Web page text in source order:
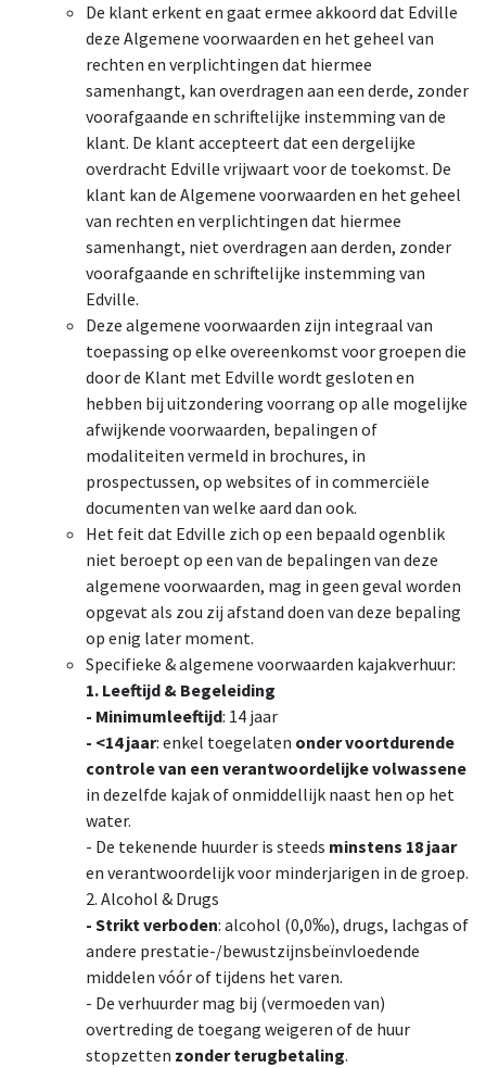
De klant erkent en gaat ermee akkoord dat Edville
deze Algemene voorwaarden en het geheel van
rechten en verplichtingen dat hiermee
samenhangt, kan overdragen aan een derde, zonder
voorafgaande en schriftelijke instemming van de
klant. De klant accepteert dat een dergelijke
overdracht Edville vrijwaart voor de toekomst. De
klant kan de Algemene voorwaarden en het geheel
van rechten en verplichtingen dat hiermee
samenhangt, niet overdragen aan derden, zonder
voorafgaande en schriftelijke instemming van
Edville.
Deze algemene voorwaarden zijn integraal van
toepassing op elke overeenkomst voor groepen die
door de Klant met Edville wordt gesloten en
hebben bij uitzondering voorrang op alle mogelijke
afwijkende voorwaarden, bepalingen of
modaliteiten vermeld in brochures, in
prospectussen, op websites of in commerciële
documenten van welke aard dan ook.
Het feit dat Edville zich op een bepaald ogenblik
niet beroept op een van de bepalingen van deze
algemene voorwaarden, mag in geen geval worden
opgevat als zou zij afstand doen van deze bepaling
op enig later moment.
Specifieke & algemene voorwaarden kajakverhuur:
1. Leeftijd & Begeleiding
- Minimumleeftijd: 14 jaar
- <14 jaar: enkel toegelaten onder voortdurende
controle van een verantwoordelijke volwassene
in dezelfde kajak of onmiddellijk naast hen op het
water.
- De tekenende huurder is steeds minstens 18 jaar
en verantwoordelijk voor minderjarigen in de groep.
2. Alcohol & Drugs
- Strikt verboden: alcohol (0,0‰), drugs, lachgas of
andere prestatie-/bewustzijnsbeïnvloedende
middelen vóór of tijdens het varen.
- De verhuurder mag bij (vermoeden van)
overtreding de toegang weigeren of de huur
stopzetten zonder terugbetaling.